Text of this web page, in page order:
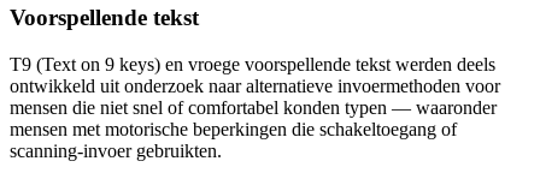
Voorspellende tekst
T9 (Text on 9 keys) en vroege voorspellende tekst werden deels
ontwikkeld uit onderzoek naar alternatieve invoermethoden voor
mensen die niet snel of comfortabel konden typen — waaronder
mensen met motorische beperkingen die schakeltoegang of
scanning-invoer gebruikten.